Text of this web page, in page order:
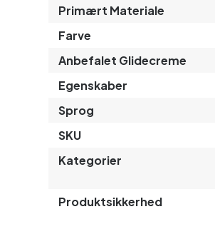
Primært Materiale
Farve
Anbefalet Glidecreme
Egenskaber
Sprog
SKU
Kategorier
Produktsikkerhed